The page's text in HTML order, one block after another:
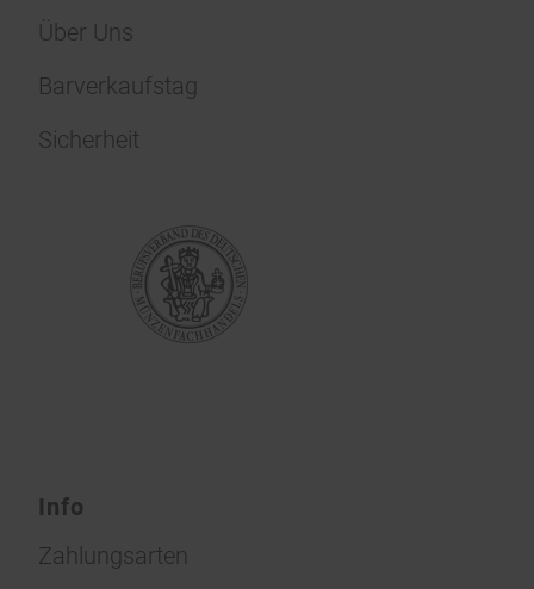
Über Uns
Barverkaufstag
Sicherheit
Info
Zahlungsarten